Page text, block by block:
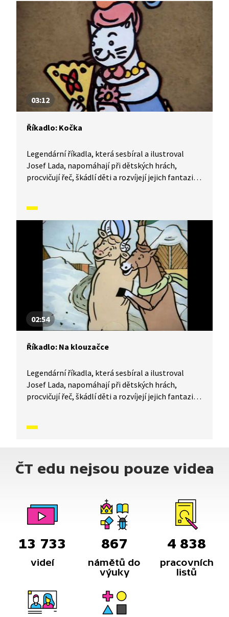
03:12
Říkadlo: Kočka
Legendární říkadla, která sesbíral a ilustroval
Josef Lada, napomáhají při dětských hrách,
procvičují řeč, škádlí děti a rozvíjejí jejich fantazii.
02:54
Říkadlo: Na klouzačce
Legendární říkadla, která sesbíral a ilustroval
Josef Lada, napomáhají při dětských hrách,
procvičují řeč, škádlí děti a rozvíjejí jejich fantazii.
ČT edu nejsou pouze videa
13 733
videí
867
námětů do
výuky
4 838
pracovních
listů